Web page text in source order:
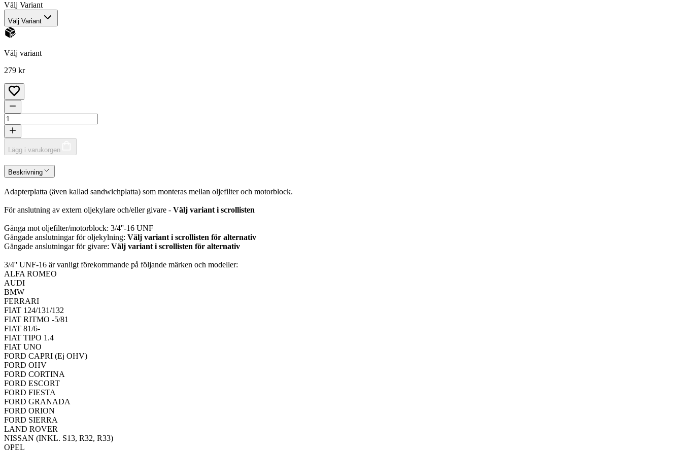
Välj Variant
Välj Variant
Välj variant
279 kr
Lägg i varukorgen
Beskrivning
Adapterplatta (även kallad sandwichplatta) som monteras mellan oljefilter och motorblock.
För anslutning av extern oljekylare och/eller givare - Välj variant i scrollisten
Gänga mot oljefilter/motorblock: 3/4''-16 UNF
Gängade anslutningar för oljekylning: Välj variant i scrollisten för alternativ
Gängade anslutningar för givare: Välj variant i scrollisten för alternativ
3/4'' UNF-16 är vanligt förekommande på följande märken och modeller:
ALFA ROMEO
AUDI
BMW
FERRARI
FIAT 124/131/132
FIAT RITMO -5/81
FIAT 81/6-
FIAT TIPO 1.4
FIAT UNO
FORD CAPRI (Ej OHV)
FORD OHV
FORD CORTINA
FORD ESCORT
FORD FIESTA
FORD GRANADA
FORD ORION
FORD SIERRA
LAND ROVER
NISSAN (INKL. S13, R32, R33)
OPEL